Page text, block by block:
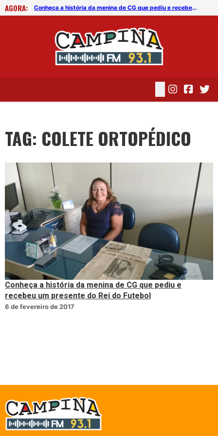
AGORA:
Conheça a história da menina de CG que pediu e recebeu um presente do Rei do Futebol Conheça a história da menina de CG que pediu e recebeu um presente do Rei do Futebol
TAG: COLETE ORTOPÉDICO
Conheça a história da menina de CG que pediu e
recebeu um presente do Rei do Futebol
6 de fevereiro de 2017